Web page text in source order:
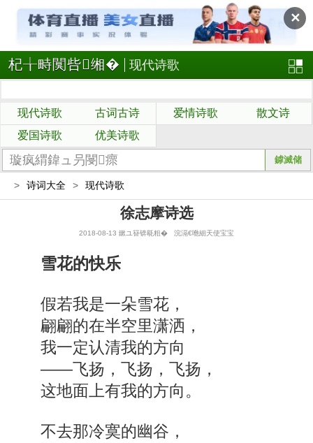
✕
杞╁畤闃呰缃� 现代诗歌
现代诗歌 古词古诗 爱情诗歌
散文诗
爱国诗歌
优美诗歌
> 诗词大全 > 现代诗歌
徐志摩诗选
2018-08-13 鏉ユ簮锛毼粗� 浣滆€咃細天使宝宝
雪花的快乐
假若我是一朵雪花，
翩翩的在半空里潇洒，
我一定认清我的方向
——飞扬，飞扬，飞扬，
这地面上有我的方向。
不去那冷寞的幽谷，